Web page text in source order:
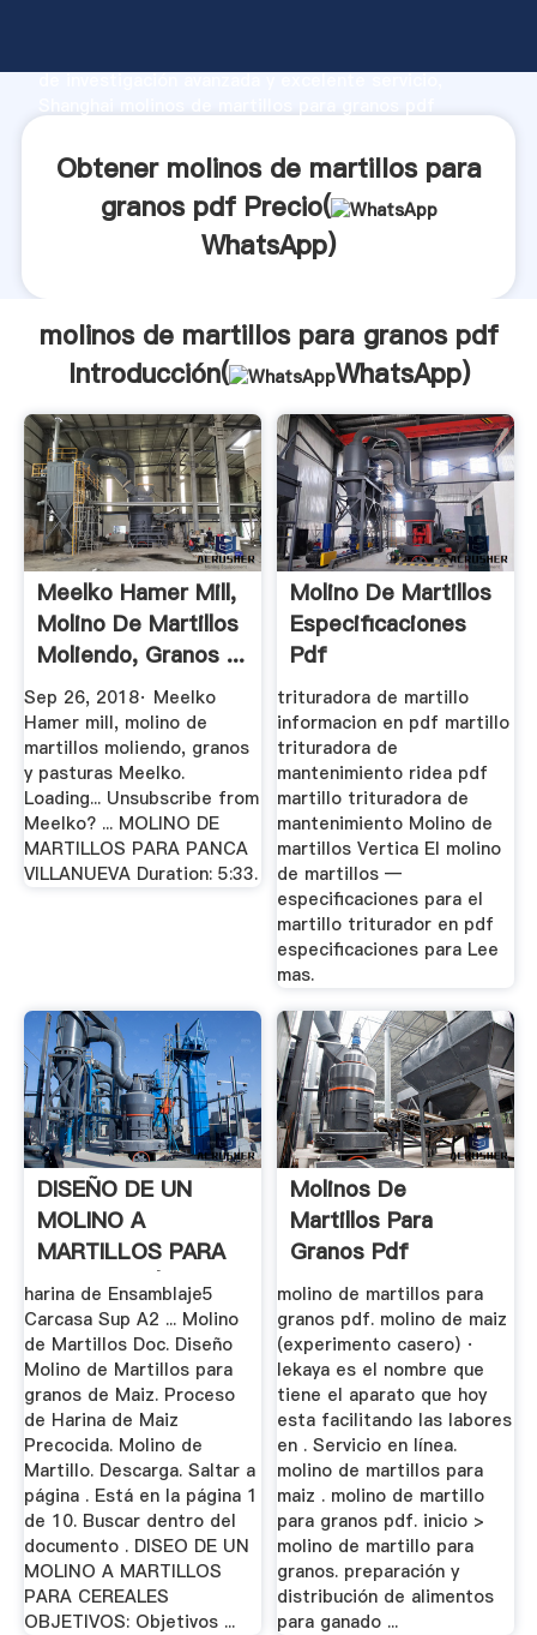
de investigación avanzada y excelente servicio,
clientes.
Obtener molinos de martillos para
granos pdf Precio(
WhatsApp)
molinos de martillos para granos pdf
Introducción(
WhatsApp)
Meelko Hamer Mill,
Molino De Martillos
Moliendo, Granos ...
Sep 26, 2018· Meelko
Hamer mill, molino de
martillos moliendo, granos
y pasturas Meelko.
Loading... Unsubscribe from
Meelko? ... MOLINO DE
MARTILLOS PARA PANCA
VILLANUEVA Duration: 5:33.
Molino De Martillos
Especificaciones
Pdf
trituradora de martillo
informacion en pdf martillo
trituradora de
mantenimiento ridea pdf
martillo trituradora de
mantenimiento Molino de
martillos Vertica El molino
de martillos —
especificaciones para el
martillo triturador en pdf
especificaciones para Lee
mas.
DISEÑO DE UN
MOLINO A
MARTILLOS PARA
CEREALES | .
harina de Ensamblaje5
Carcasa Sup A2 ... Molino
de Martillos Doc. Diseño
Molino de Martillos para
granos de Maiz. Proceso
de Harina de Maiz
Precocida. Molino de
Martillo. Descarga. Saltar a
página . Está en la página 1
de 10. Buscar dentro del
documento . DISEO DE UN
MOLINO A MARTILLOS
PARA CEREALES
OBJETIVOS: Objetivos ...
Molinos De
Martillos Para
Granos Pdf
molino de martillos para
granos pdf. molino de maiz
(experimento casero) ·
lekaya es el nombre que
tiene el aparato que hoy
esta facilitando las labores
en . Servicio en línea.
molino de martillos para
maiz . molino de martillo
para granos pdf. inicio >
molino de martillo para
granos. preparación y
distribución de alimentos
para ganado ...